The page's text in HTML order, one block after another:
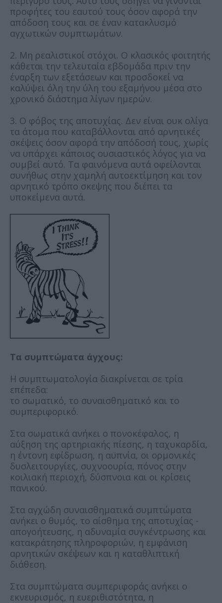
προφήτες του εαυτού τους όσον αφορά την
απόδοση τους και σε έναν κατακλυσμό
αγχωτικών συμπτωμάτων.
2. Μη ρεαλιστικοί στόχοι. Ο κλασικός φοιτητής
κάθεται την τελευταία εβδομάδα πριν την
έναρξη των εξετάσεων και προσδοκεί να
καλύψει όλη την ύλη του εξαμήνου μέσα στο
χρονικό διάστημα λίγων ημερών.
3. Ο φόβος της αποτυχίας. Δεν είναι ουκ ολίγα
τα άτομα που καταβάλλονται από αρνητικές
σκέψεις όσον αφορά την απόδοσή τους, χωρίς
να υπάρχει κάποιος ουσιαστικός λόγος για να
συμβεί αυτό. Τα φαινόμενα αυτά οφείλονται
συνήθως στην χαμηλή αυτοεκτίμηση και τον
αρνητικό τρόπο σκεψης που διέπει τα
υποκείμενα αυτά.
Τα συμπτώματα άγχους:
Η συμπτωματολογία διακρίνεται σε τρία
επέπεδα:
το σωματικό, το συναισθηματικό και το
συμπεριφορικό.
Στα σωματικά ανήκει ο πονοκέφαλος, η
αύξηση της αρτηριακής πίεσης, η ταχυκαρδία,
η έντονη εφίδρωση, η αϋπνία, οι ορμονικές
δυσλειτουργίες, συχνοουρία, πόνος στην
κοιλιακή περιοχή, δύσπνοια και οι κρίσεις
πανικού.
Στα αγχώδη συναισθηματικά συμπτώματα
ανήκει ο θυμός, το αίσθημα της αποτυχίας -
απογοήτευσης, η αδυναμία συγκέντρωσης και
κατακράτησης πληροφοριών, η εμφάνιση
αρνητικών σκέψεων και η καταθλιπτική
διάθεση.
Στα συμπτώματα συμπεριφοράς ανήκει ο
εκνευρισμός, η ευεριθιστότητα, η